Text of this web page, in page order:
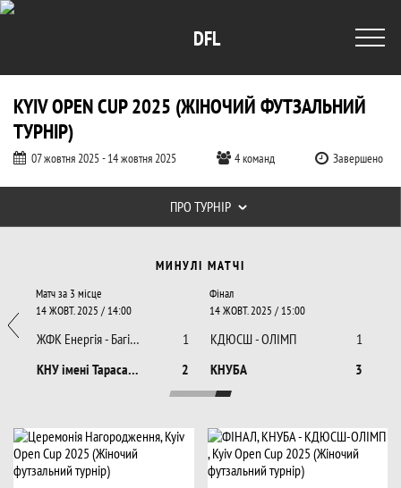
DFL
KYIV OPEN CUP 2025 (ЖІНОЧИЙ ФУТЗАЛЬНИЙ
ТУРНІР)
07 жовтня 2025 - 14 жовтня 2025 4 команд Завершено
Kyiv Open Cup 2025 (Жіночий
МИНУЛІ МАТЧІ
6
Матч за 3 місце
14 ЖОВТ. 2025 / 14:00
ЖФК Енергія - Багіра ДЮСШ
1
КНУ імені Тараса Шевченка
2
Фінал
14 ЖОВТ. 2025 / 15:00
КДЮСШ - ОЛІМП
1
КНУБА
3
Фото
ПРО ТУРНІР
Таблиці турніру